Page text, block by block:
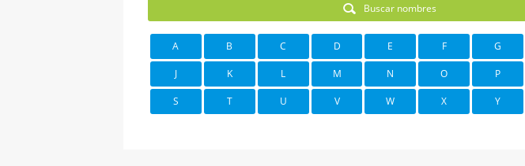
Buscar nombres
A B C D E F G
J K L M N O P
S T U V W X Y